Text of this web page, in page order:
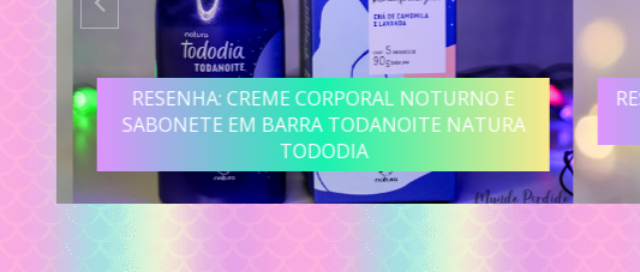
RESENHA: CREME CORPORAL NOTURNO E
SABONETE EM BARRA TODANOITE NATURA
TODODIA